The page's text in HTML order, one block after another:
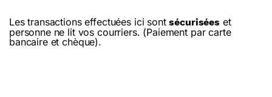
Les transactions effectuées ici sontsécurisées et
personne ne lit vos courriers. (Paiement par carte
bancaire et chèque).